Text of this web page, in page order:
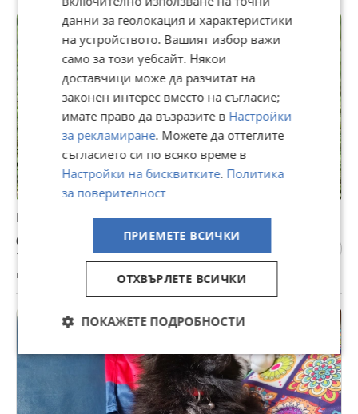
Продавам мини померан
600 €
1 173,50 лв
гр. Русе, Алеи Възраждане, 31 юли
данни за геолокация и характеристики
на устройството. Вашият избор важи
само за този уебсайт. Някои
доставчици може да разчитат на
законен интерес вместо на съгласие;
имате право да възразите в Настройки
за рекламиране. Можете да оттеглите
съгласието си по всяко време в
Настройки на бисквитките. Политика
за поверителност
ПРИЕМЕТЕ ВСИЧКИ
ОТХВЪРЛЕТЕ ВСИЧКИ
ПОКАЖЕТЕ ПОДРОБНОСТИ